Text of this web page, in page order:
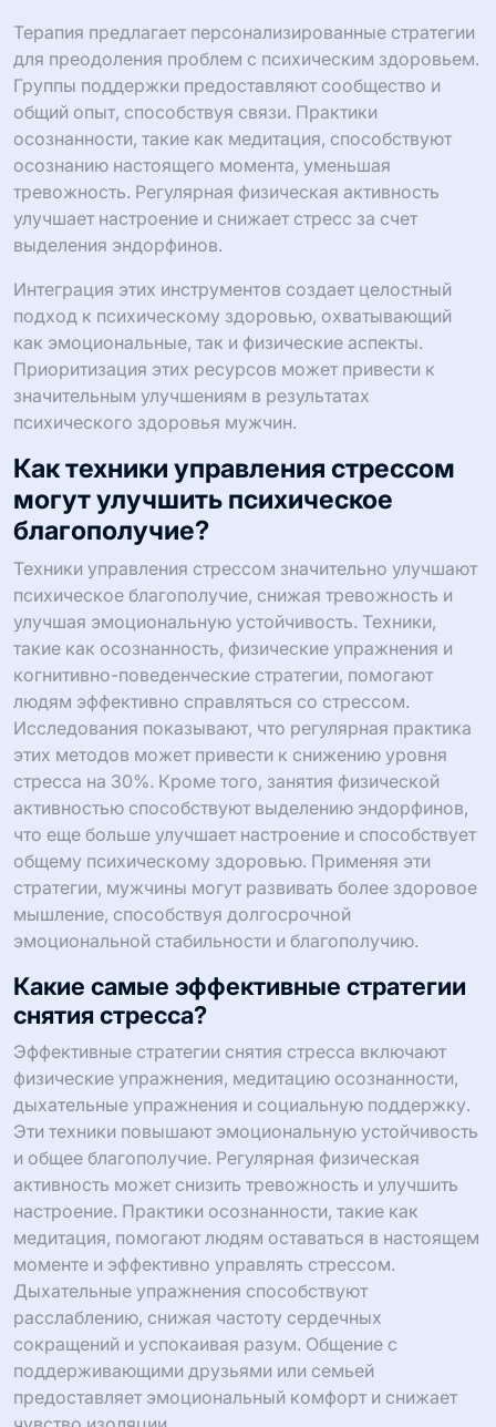
Терапия предлагает персонализированные стратегии
для преодоления проблем с психическим здоровьем.
Группы поддержки предоставляют сообщество и
общий опыт, способствуя связи. Практики
осознанности, такие как медитация, способствуют
осознанию настоящего момента, уменьшая
тревожность. Регулярная физическая активность
улучшает настроение и снижает стресс за счет
выделения эндорфинов.
Интеграция этих инструментов создает целостный
подход к психическому здоровью, охватывающий
как эмоциональные, так и физические аспекты.
Приоритизация этих ресурсов может привести к
значительным улучшениям в результатах
психического здоровья мужчин.
Как техники управления стрессом
могут улучшить психическое
благополучие?
Техники управления стрессом значительно улучшают
психическое благополучие, снижая тревожность и
улучшая эмоциональную устойчивость. Техники,
такие как осознанность, физические упражнения и
когнитивно-поведенческие стратегии, помогают
людям эффективно справляться со стрессом.
Исследования показывают, что регулярная практика
этих методов может привести к снижению уровня
стресса на 30%. Кроме того, занятия физической
активностью способствуют выделению эндорфинов,
что еще больше улучшает настроение и способствует
общему психическому здоровью. Применяя эти
стратегии, мужчины могут развивать более здоровое
мышление, способствуя долгосрочной
эмоциональной стабильности и благополучию.
Какие самые эффективные стратегии
снятия стресса?
Эффективные стратегии снятия стресса включают
физические упражнения, медитацию осознанности,
дыхательные упражнения и социальную поддержку.
Эти техники повышают эмоциональную устойчивость
и общее благополучие. Регулярная физическая
активность может снизить тревожность и улучшить
настроение. Практики осознанности, такие как
медитация, помогают людям оставаться в настоящем
моменте и эффективно управлять стрессом.
Дыхательные упражнения способствуют
расслаблению, снижая частоту сердечных
сокращений и успокаивая разум. Общение с
поддерживающими друзьями или семьей
предоставляет эмоциональный комфорт и снижает